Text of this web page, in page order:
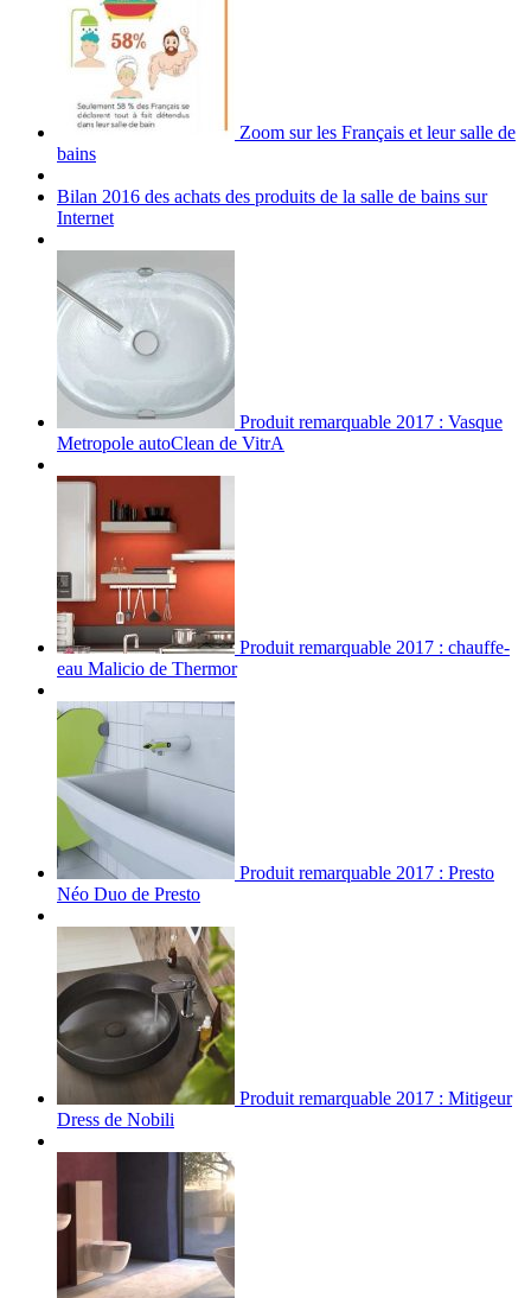
Zoom sur les Français et leur salle de
bains
Bilan 2016 des achats des produits de la salle de bains sur
Internet
Produit remarquable 2017 : Vasque
Metropole autoClean de VitrA
Produit remarquable 2017 : chauffe-
eau Malicio de Thermor
Produit remarquable 2017 : Presto
Néo Duo de Presto
Produit remarquable 2017 : Mitigeur
Dress de Nobili